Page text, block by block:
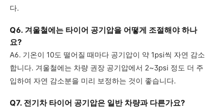
다.
Q6. 겨울철에는 타이어 공기압을 어떻게 조절해야 하나
요?
A6. 기온이 10도 떨어질 때마다 공기압이 약 1psi씩 자연 감소
합니다. 겨울철에는 차량 권장 공기압에서 2~3psi 정도 더 주
입하여 자연 감소분을 미리 보정하는 것이 좋습니다.
Q7. 전기차 타이어 공기압은 일반 차량과 다른가요?